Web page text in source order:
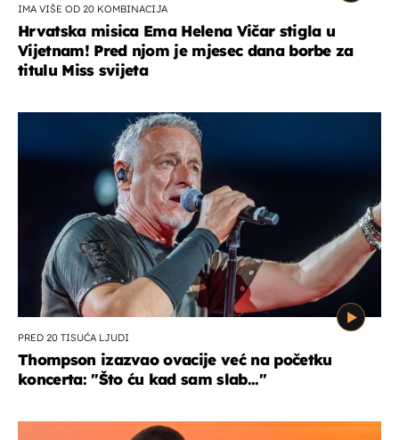
IMA VIŠE OD 20 KOMBINACIJA
Hrvatska misica Ema Helena Vičar stigla u
Vijetnam! Pred njom je mjesec dana borbe za
titulu Miss svijeta
PRED 20 TISUĆA LJUDI
Thompson izazvao ovacije već na početku
koncerta: "Što ću kad sam slab..."